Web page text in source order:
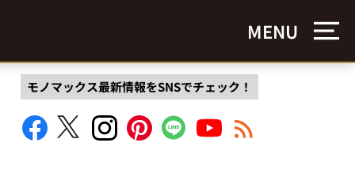
MENU
モノマックス最新情報をSNSでチェック！